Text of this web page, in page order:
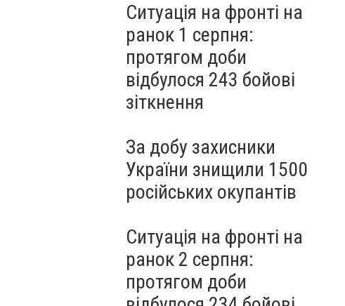
Ситуація на фронті на
ранок 1 серпня:
протягом доби
відбулося 243 бойові
зіткнення
За добу захисники
України знищили 1500
російських окупантів
Ситуація на фронті на
ранок 2 серпня:
протягом доби